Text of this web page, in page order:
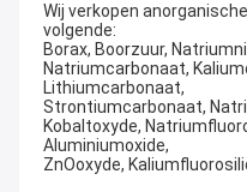
Wij verkopen
volgende:
Borax, Boorzuur,
Natriumcarbonaat,
Lithiumcarbonaat,
Strontiumcarbonaat,
Kobaltoxyde,
Aluminiumoxide,
ZnOoxyde,